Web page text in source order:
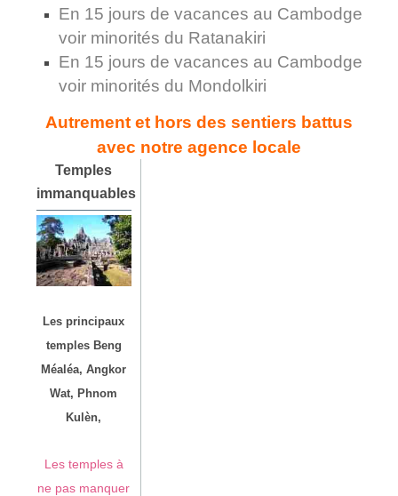
En 15 jours de vacances au Cambodge
voir minorités du Ratanakiri
En 15 jours de vacances au Cambodge
voir minorités du Mondolkiri
Autrement et hors des sentiers battus
avec notre agence locale
Temples
immanquables
Les principaux
temples Beng
Méaléa, Angkor
Wat, Phnom
Kulèn,
Les temples à
ne pas manquer